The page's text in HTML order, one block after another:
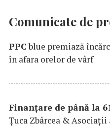
Comunicate de
PPCblue premiază
în afara orelor de vârf
Finanțare de până la
Țuca Zbârcea & Asociații